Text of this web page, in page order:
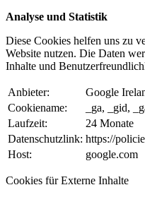
Analyse und Statistik
Diese Cookies helfen uns zu
Website nutzen. Die Daten
Inhalte und
Anbieter:
Google
Cookiename:
_ga, _gid,
Laufzeit:
24 Monate
Datenschutzlink: https://
Host:
google.com
Cookies für Externe Inhalte